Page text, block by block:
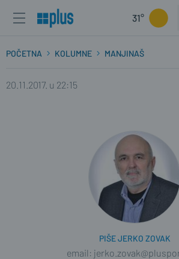
31°
POČETNA KOLUMNE MANJINAŠ
20.11.2017. u 22:15
PIŠE JERKO ZOVAK
email: